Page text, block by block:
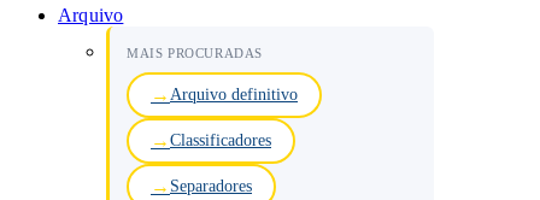
Arquivo
MAIS PROCURADAS
Arquivo definitivo
Classificadores
Separadores